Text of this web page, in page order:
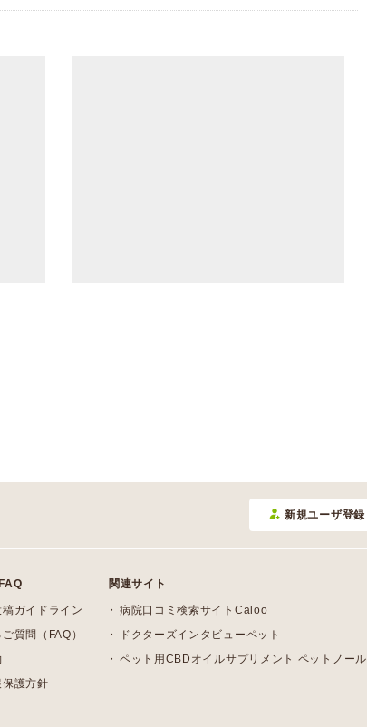
新規ユーザ登録
ガイドライン
質問（FAQ）
護方針
関連サイト
病院口コミ検索サイトCaloo
ドクターズインタビューペット
ペット用CBDオイルサプリメント ペットノール